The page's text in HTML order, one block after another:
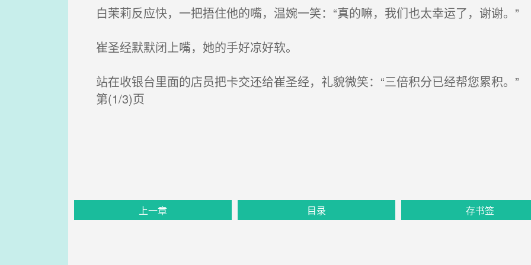
白茉莉反应快，一把捂住他的嘴，温婉一笑：“真的嘛，我们也太幸运了，谢谢。”
崔圣经默默闭上嘴，她的手好凉好软。
站在收银台里面的店员把卡交还给崔圣经，礼貌微笑：“三倍积分已经帮您累积。”
第(1/3)页
上一章 目录 存书签